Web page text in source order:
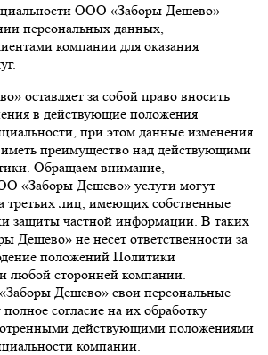
ООО «Заборы Дешево»
персональных данных,
компании для оказания
оставляет за собой право вносить
в действующие положения
при этом данные изменения
преимущество над действующими
Обращаем внимание,
«Заборы Дешево» услуги могут
третьих лиц, имеющих собственные
защиты частной информации. В таких
Дешево» не несет ответственности за
положений Политики
любой сторонней компании.
Дешево» свои персональные
согласие на их обработку
действующими положениями
компании.